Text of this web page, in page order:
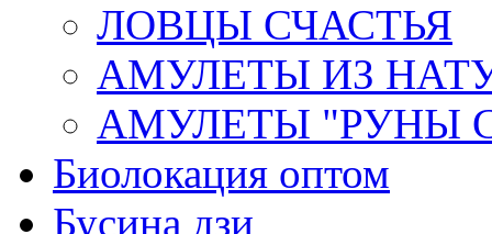
ЛОВЦЫ СЧАСТЬЯ
АМУЛЕТЫ ИЗ
АМУЛЕТЫ "РУНЫ
Биолокация оптом
Бусина дзи